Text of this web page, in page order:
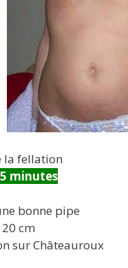
la fellation
minutes
bonne pipe
cm
sur Châteauroux